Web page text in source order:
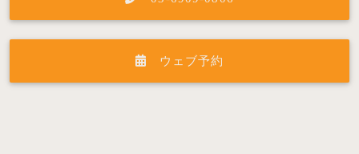
ウェブ予約